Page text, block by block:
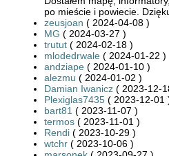
po mieście i powiecie.
zeusjoan ( 2024-04-08 )
MG ( 2024-03-27 )
trutut ( 2024-02-18 )
mlodedrwale ( 2024-01-22 )
andziape ( 2024-01-10 )
alezmu ( 2024-01-02 )
Damian Iwanicz ( 2023-12-
Plexiglas7435 ( 2023-12-01
bart81 ( 2023-11-07 )
termos ( 2023-11-01 )
Rendi ( 2023-10-29 )
wtchr ( 2023-10-06 )